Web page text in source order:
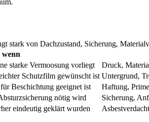
stark von Dachzustand, Sicherung,
wenn
starke Vermoosung vorliegt
Druck,
Schutzfilm gewünscht ist Untergrund,
Beschichtung geeignet ist
Haftung,
nötig wird
Sicherung,
eindeutig geklärt wurden